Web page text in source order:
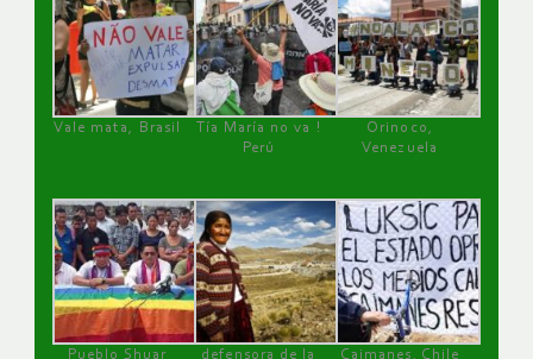
Vale mata, Brasil
Tía María no va !
Perú
Orinoco,
Venezuela
Pueblo Shuar defensora de la Caimanes, Chile